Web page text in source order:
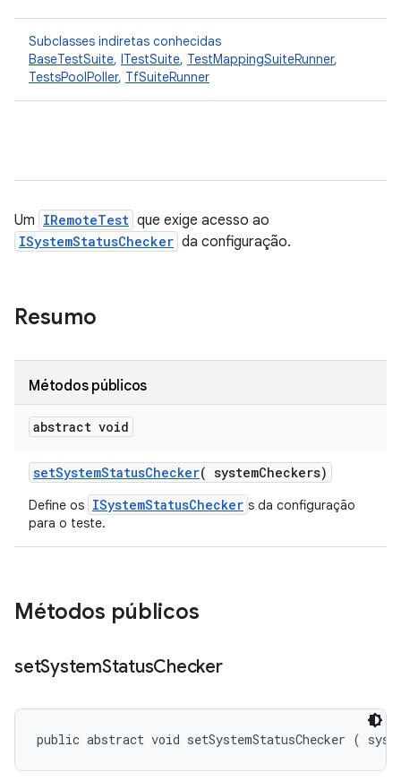
Subclasses indiretas conhecidas
BaseTestSuite, ITestSuite, TestMappingSuiteRunner,
TestsPoolPoller, TfSuiteRunner
Um IRemoteTest que exige acesso ao
ISystemStatusChecker da configuração.
Resumo
Métodos públicos
abstract void
setSystemStatusChecker( systemCheckers)
Define os ISystemStatusChecker s da configuração
para o teste.
Métodos públicos
setSystemStatusChecker
public abstract void setSystemStatusChecker (